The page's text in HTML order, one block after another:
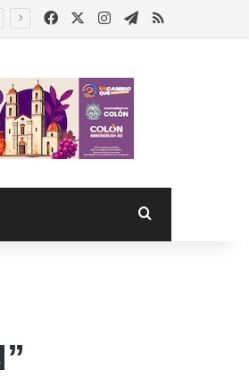
FacebookInstagram
Telegram
RSS